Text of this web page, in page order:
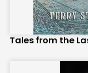
Tales from the